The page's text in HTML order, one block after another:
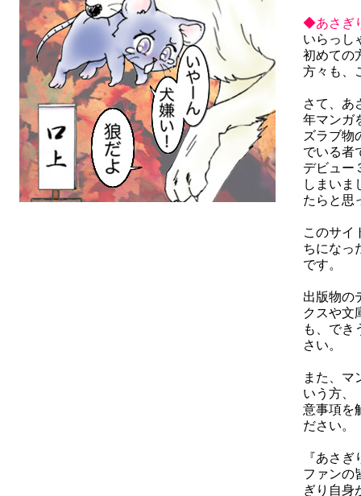
◆あさぎ
いらっし
初めての
方々も、
さて、あ
年マンガ
ズラブ物
でいる者
デビュー
しまいま
たらと思
このサイ
ちになっ
です。
出版物の
クスや文
も、でき
さい。
また、マ
いう方、
意事項を
ださい。
『あさ
ファンの
ぎり自身